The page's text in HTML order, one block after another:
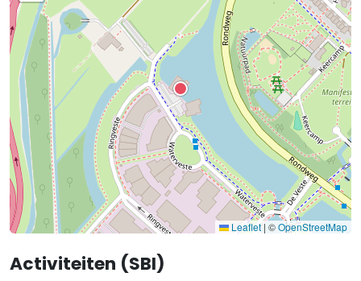
Leaflet | ©OpenStreetMap
Activiteiten (SBI)